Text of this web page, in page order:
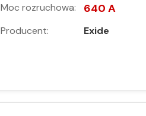
Moc rozruchowa: 640 A
Producent: Exide